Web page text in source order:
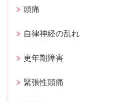
頭痛
自律神経の乱れ
更年期障害
緊張性頭痛